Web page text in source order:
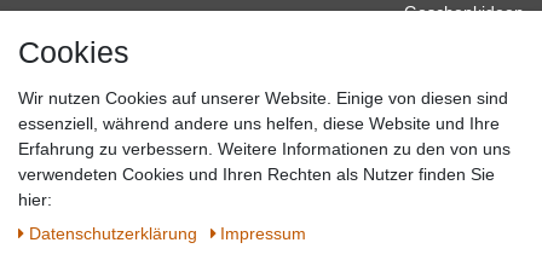
Geschenkideen
Topmarken
SICHER EINKAUFEN WIR AKZEPTIEREN
Cookies
Wir nutzen Cookies auf unserer Website. Einige von diesen sind
essenziell, während andere uns helfen, diese Website und Ihre
Erfahrung zu verbessern. Weitere Informationen zu den von uns
verwendeten Cookies und Ihren Rechten als Nutzer finden Sie
hier:
Daten­schutz­erklärung
Impressum